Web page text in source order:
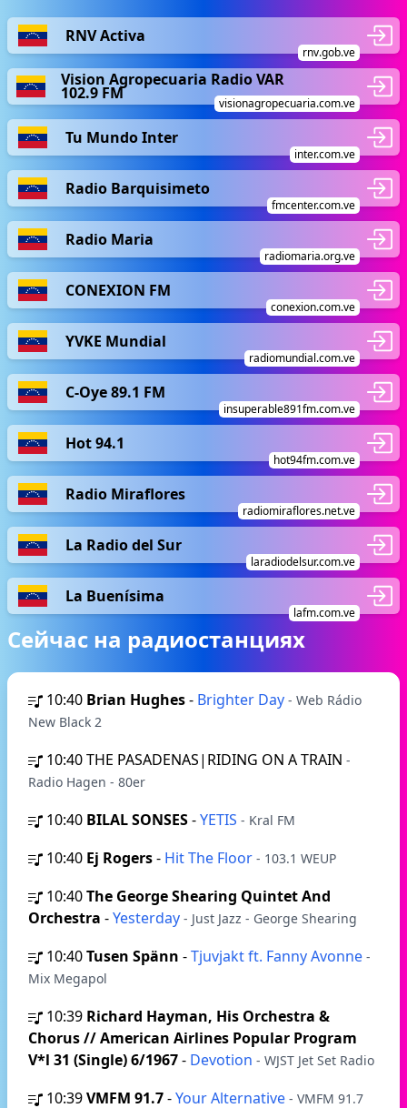
RNV Activa
rnv.gob.ve
Vision Agropecuaria Radio VAR
102.9 FM
visionagropecuaria.com.ve
Tu Mundo Inter
inter.com.ve
Radio Barquisimeto
fmcenter.com.ve
Radio Maria
radiomaria.org.ve
CONEXION FM
conexion.com.ve
YVKE Mundial
radiomundial.com.ve
C-Oye 89.1 FM
insuperable891fm.com.ve
Hot 94.1
hot94fm.com.ve
Radio Miraflores
radiomiraflores.net.ve
La Radio del Sur
laradiodelsur.com.ve
La Buenísima
lafm.com.ve
Сейчас на радиостанциях
10:40 Brian Hughes- Brighter Day - Web Rádio
New Black 2
10:40THE PASADENAS|RIDING ON A TRAIN -
Radio Hagen - 80er
10:40 BILAL SONSES-YETIS - Kral FM
10:40 Ej Rogers- Hit The Floor - 103.1 WEUP
10:40The George Shearing Quintet And
Orchestra -Yesterday - Just Jazz - George Shearing
10:40Tusen Spänn -Tjuvjakt ft. Fanny Avonne -
Mix Megapol
10:39 Richard Hayman, His Orchestra &
Chorus // American Airlines Popular Program
V*l 31 (Single) 6/1967- Devotion - WJST Jet Set Radio
10:39VMFM 91.7-Your Alternative - VMFM 91.7